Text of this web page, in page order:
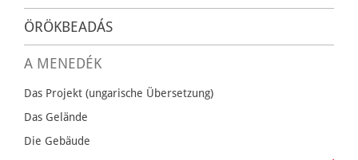
ÖRÖKBEADÁS
A MENEDÉK
Das Projekt (ungarische Übersetzung)
Das Gelände
Die Gebäude